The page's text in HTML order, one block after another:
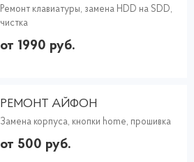
Ремонт клавиатуры, замена HDD на SDD,
чистка
от 1990 руб.
РЕМОНТ АЙФОН
Замена корпуса, кнопки home, прошивка
от 500 руб.